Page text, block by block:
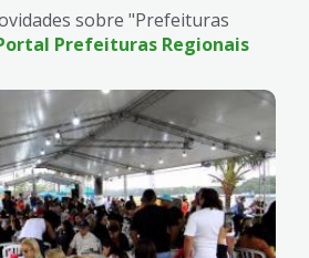
sobre "Prefeituras
Prefeituras Regionais